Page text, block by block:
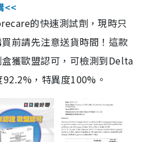
<<
的快速測試劑，現時只
前請先注意送貨時間！這款
獲歐盟認可，可檢測到Delta
，特異度100%。